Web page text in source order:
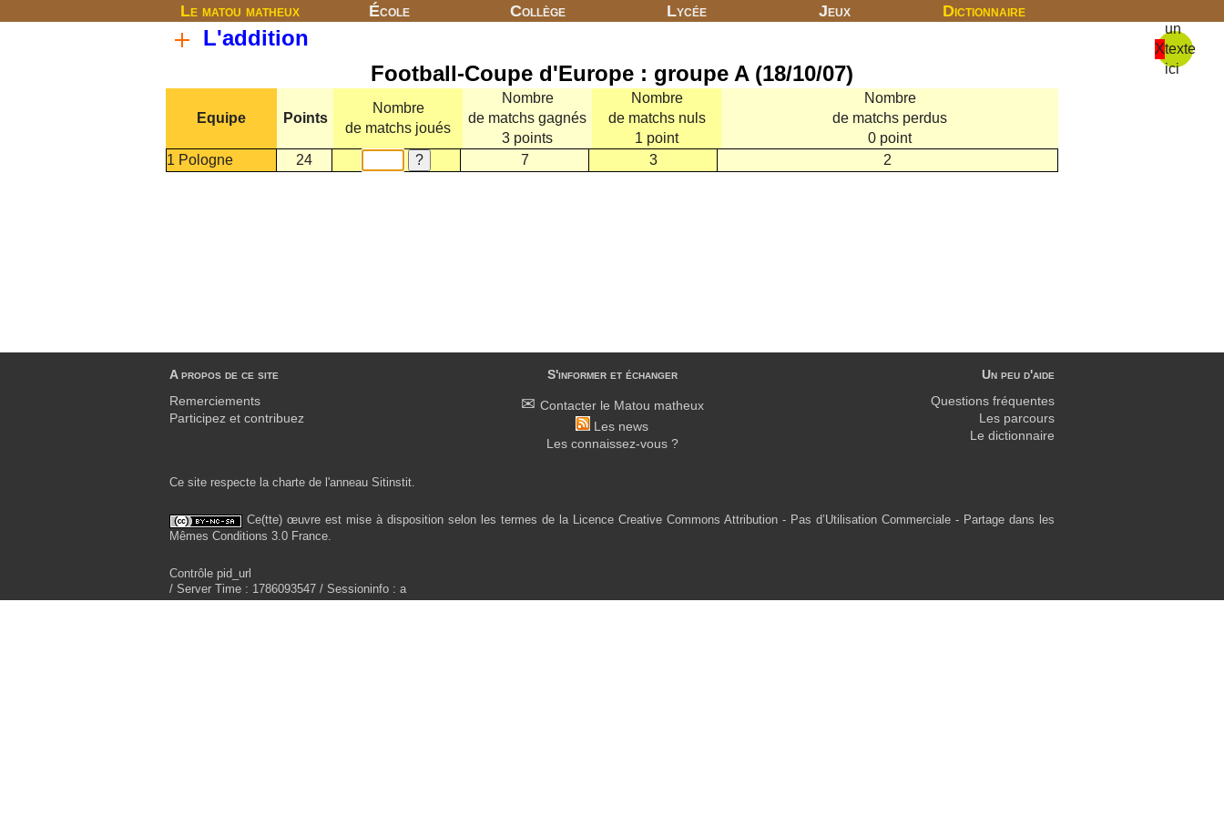
Le matou matheux École Collège Lycée Jeux Dictionnaire
X
un
texte
ici
L'addition
Football-Coupe d'Europe : groupe A (18/10/07)
Equipe Points
Nombre
de matchs joués
Nombre
de matchs gagnés
3 points
Nombre
de matchs nuls
1 point
Nombre
de matchs perdus
0 point
1 Pologne
24 7 3 2
A propos de ce site
Remerciements
Participez et contribuez
S'informer et échanger
Contacter le Matou matheux
Les news
Les connaissez-vous ?
Un peu d'aide
Questions fréquentes
Les parcours
Le dictionnaire
Ce site respecte la charte de l'anneau Sitinstit.
Ce(tte) œuvre est mise à disposition selon les termes de la Licence Creative Commons Attribution - Pas d’Utilisation Commerciale - Partage dans les
Mêmes Conditions 3.0 France.
Contrôle pid_url
/ Server Time : 1786093547 / Sessioninfo : a